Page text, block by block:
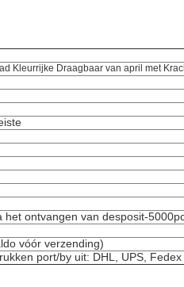
Kleurrijke Draagbaar van april met
het ontvangen van desposit-
vóór verzending)
port/by uit: DHL, UPS, Fedex